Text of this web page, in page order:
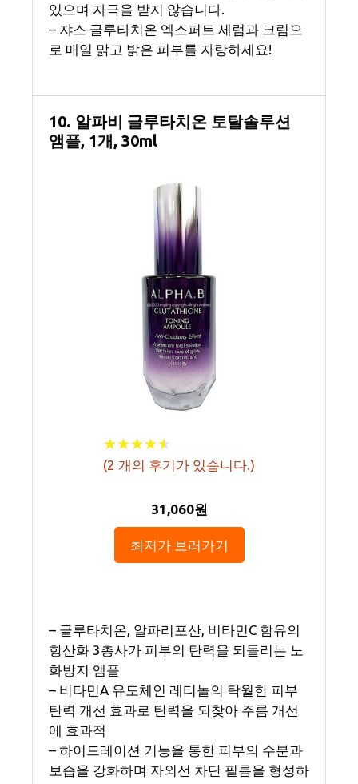
있으며 자극을 받지 않습니다.
– 쟈스 글루타치온 엑스퍼트 세럼과 크림으
로 매일 맑고 밝은 피부를 자랑하세요!
10. 알파비 글루타치온 토탈솔루션
앰플, 1개, 30ml
★★★★★
★★★★★
(2 개의 후기가 있습니다.)
31,060원
최저가 보러가기
– 글루타치온, 알파리포산, 비타민C 함유의
항산화 3총사가 피부의 탄력을 되돌리는 노
화방지 앰플
– 비타민A 유도체인 레티놀의 탁월한 피부
탄력 개선 효과로 탄력을 되찾아 주름 개선
에 효과적
– 하이드레이션 기능을 통한 피부의 수분과
보습을 강화하며 자외선 차단 필름을 형성하